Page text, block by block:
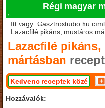
Régi magyar
Itt vagy: Gasztrostudio.hu
Lazacfilé pikáns, mustáros
Lazacfilé pikáns,
mártásban recept
Kedvenc receptek közé
Hozzávalók: